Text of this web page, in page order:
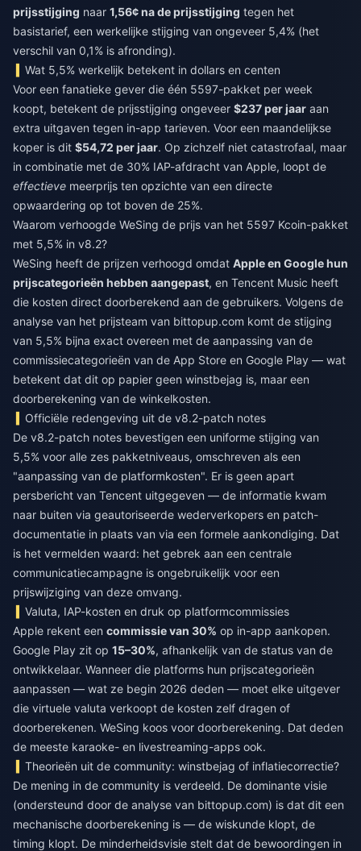
prijsstijging naar 1,56¢ na de prijsstijging tegen het
basistarief, een werkelijke stijging van ongeveer 5,4% (het
verschil van 0,1% is afronding).
Wat 5,5% werkelijk betekent in dollars en centen
Voor een fanatieke gever die één 5597-pakket per week
koopt, betekent de prijsstijging ongeveer $237 per jaar aan
extra uitgaven tegen in-app tarieven. Voor een maandelijkse
koper is dit $54,72 per jaar. Op zichzelf niet catastrofaal, maar
in combinatie met de 30% IAP-afdracht van Apple, loopt de
effectieve meerprijs ten opzichte van een directe
opwaardering op tot boven de 25%.
Waarom verhoogde WeSing de prijs van het 5597 Kcoin-pakket
met 5,5% in v8.2?
WeSing heeft de prijzen verhoogd omdat Apple en Google hun
prijscategorieën hebben aangepast, en Tencent Music heeft
die kosten direct doorberekend aan de gebruikers. Volgens de
analyse van het prijsteam van bittopup.com komt de stijging
van 5,5% bijna exact overeen met de aanpassing van de
commissiecategorieën van de App Store en Google Play — wat
betekent dat dit op papier geen winstbejag is, maar een
doorberekening van de winkelkosten.
Officiële redengeving uit de v8.2-patch notes
De v8.2-patch notes bevestigen een uniforme stijging van
5,5% voor alle zes pakketniveaus, omschreven als een
"aanpassing van de platformkosten". Er is geen apart
persbericht van Tencent uitgegeven — de informatie kwam
naar buiten via geautoriseerde wederverkopers en patch-
documentatie in plaats van via een formele aankondiging. Dat
is het vermelden waard: het gebrek aan een centrale
communicatiecampagne is ongebruikelijk voor een
prijswijziging van deze omvang.
Valuta, IAP-kosten en druk op platformcommissies
Apple rekent een commissie van 30% op in-app aankopen.
Google Play zit op 15–30%, afhankelijk van de status van de
ontwikkelaar. Wanneer die platforms hun prijscategorieën
aanpassen — wat ze begin 2026 deden — moet elke uitgever
die virtuele valuta verkoopt de kosten zelf dragen of
doorberekenen. WeSing koos voor doorberekening. Dat deden
de meeste karaoke- en livestreaming-apps ook.
Theorieën uit de community: winstbejag of inflatiecorrectie?
De mening in de community is verdeeld. De dominante visie
(ondersteund door de analyse van bittopup.com) is dat dit een
mechanische doorberekening is — de wiskunde klopt, de
timing klopt. De minderheidsvisie stelt dat de bewoordingen in